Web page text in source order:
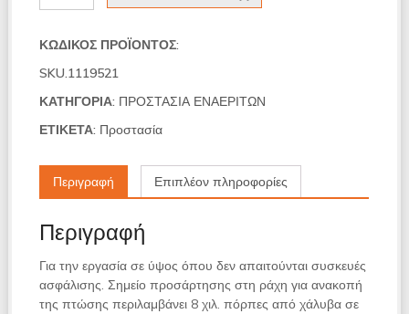
ΕΝΑΕΡΙΤΩΝ
ΣΗΜΕΙΟΥ
ΚΩΔΙΚΌΣ ΠΡΟΪΌΝΤΟΣ:
SKU.1119521
ΚΑΤΗΓΟΡΊΑ: ΠΡΟΣΤΑΣΙΑ ΕΝΑΕΡΙΤΩΝ
ΕΤΙΚΈΤΑ: Προστασία
Περιγραφή Επιπλέον πληροφορίες
Περιγραφή
Για την εργασία σε ύψος όπου δεν απαιτούνται συσκευές
ασφάλισης. Σημείο προσάρτησης στη ράχη για ανακοπή
της πτώσης περιλαμβάνει 8 χιλ. πόρπες από χάλυβα σε